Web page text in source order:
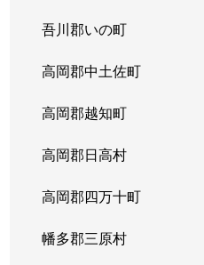
吾川郡いの町
高岡郡中土佐町
高岡郡越知町
高岡郡日高村
高岡郡四万十町
幡多郡三原村